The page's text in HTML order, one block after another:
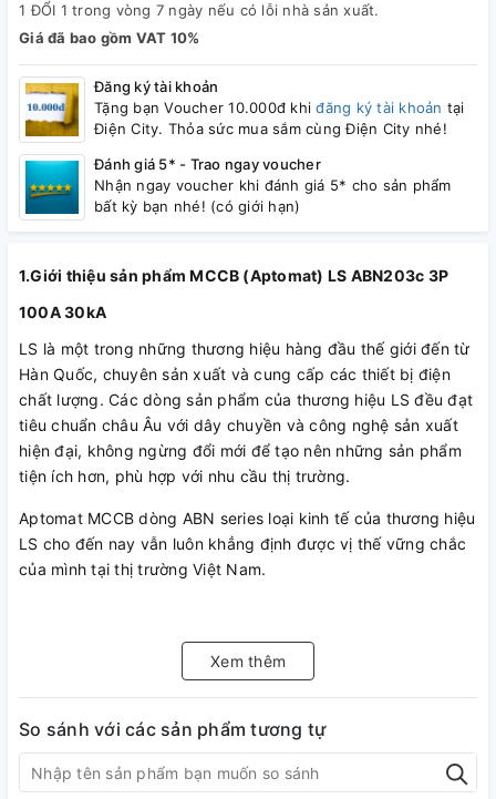
1 ĐỔI 1 trong vòng 7 ngày nếu có lỗi nhà sản xuất.
Giá đã bao gồm VAT 10%
Đăng ký tài khoản
Tặng bạn Voucher 10.000đ khiđăng ký tài khoản tại
Điện City. Thỏa sức mua sắm cùng Điện City nhé!
Đánh giá 5* - Trao ngay voucher
Nhận ngay voucher khi đánh giá 5* cho sản phẩm
bất kỳ bạn nhé! (có giới hạn)
1.Giới thiệu sản phẩm MCCB (Aptomat) LS ABN203c 3P
100A 30kA
LS là một trong những thương hiệu hàng đầu thế giới đến từ
Hàn Quốc, chuyên sản xuất và cung cấp các thiết bị điện
chất lượng. Các dòng sản phẩm của thương hiệu LS đều đạt
tiêu chuẩn châu Âu với dây chuyền và công nghệ sản xuất
hiện đại, không ngừng đổi mới để tạo nên những sản phẩm
tiện ích hơn, phù hợp với nhu cầu thị trường.
Aptomat MCCB dòng ABN series loại kinh tế của thương hiệu
LS cho đến nay vẫn luôn khẳng định được vị thế vững chắc
của mình tại thị trường Việt Nam.
Xem thêm
So sánh với các sản phẩm tương tự